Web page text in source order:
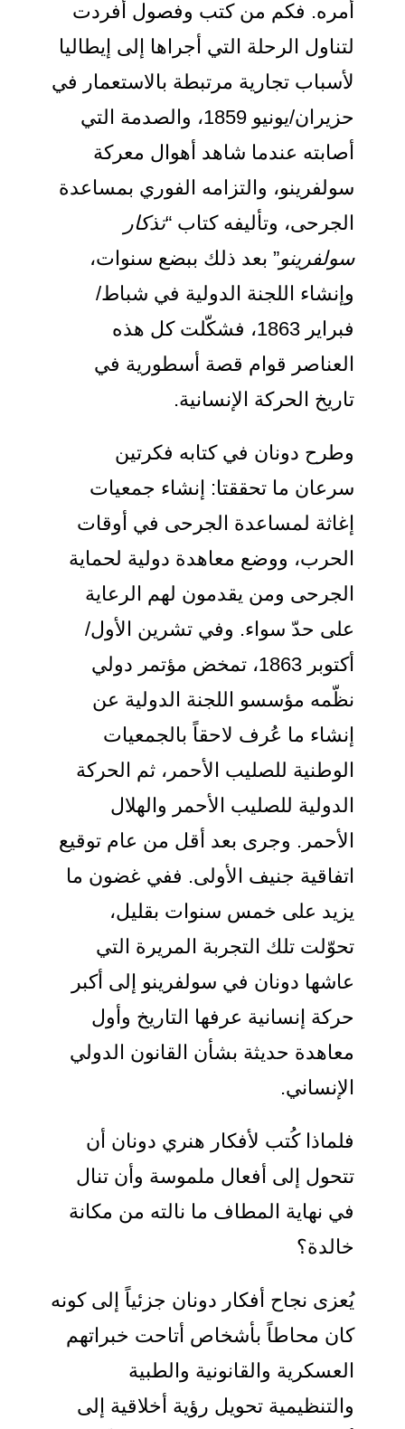
فكم من كتب وفصول أُفردت
الرحلة التي أجراها إلى إيطاليا
تجارية مرتبطة بالاستعمار في
حزيران/يونيو 1859، والصدمة التي
عندما شاهد أهوال معركة
والتزامه الفوري بمساعدة
وتأليفه كتاب “ تذكار
” بعد ذلك ببضع سنوات،
اللجنة الدولية في شباط/
فبراير 1863، فشكّلت كل هذه
قوام قصة أسطورية في
الحركة الإنسانية.
دونان في كتابه فكرتين
ما تحققتا: إنشاء جمعيات
لمساعدة الجرحى في أوقات
ووضع معاهدة دولية لحماية
ومن يقدمون لهم الرعاية
حدّ سواء. وفي تشرين الأول/
أكتوبر 1863، تمخض مؤتمر دولي
مؤسسو اللجنة الدولية عن
ما عُرف لاحقاً بالجمعيات
للصليب الأحمر، ثم الحركة
للصليب الأحمر والهلال
وجرى بعد أقل من عام توقيع
جنيف الأولى. ففي غضون ما
على خمس سنوات بقليل،
تلك التجربة المريرة التي
دونان في سولفرينو إلى أكبر
إنسانية عرفها التاريخ وأول
حديثة بشأن القانون الدولي
كُتب لأفكار هنري دونان أن
إلى أفعال ملموسة وأن تنال
نهاية المطاف ما نالته من مكانة
نجاح أفكار دونان جزئياً إلى كونه
محاطاً بأشخاص أتاحت خبراتهم
والقانونية والطبية
تحويل رؤية أخلاقية إلى